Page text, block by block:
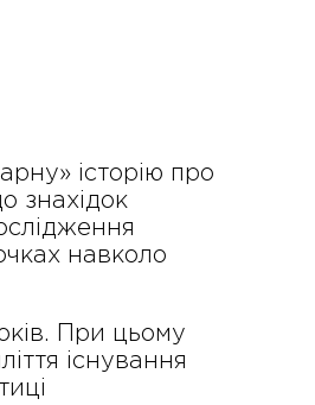
історію про
знахідок
навколо
При цьому
існування